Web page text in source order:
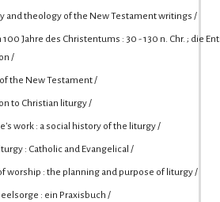
and theology of the New Testament writings /
100 Jahre des Christentums : 30 - 130 n. Chr. ; die
/
the New Testament /
to Christian liturgy /
work : a social history of the liturgy /
: Catholic and Evangelical /
worship : the planning and purpose of liturgy /
: ein Praxisbuch /